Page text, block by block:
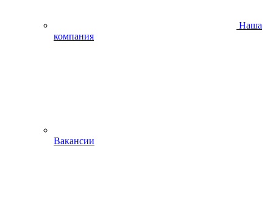
Наша
компания
Вакансии